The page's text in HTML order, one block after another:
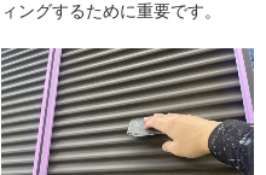
ィングするために重要です。